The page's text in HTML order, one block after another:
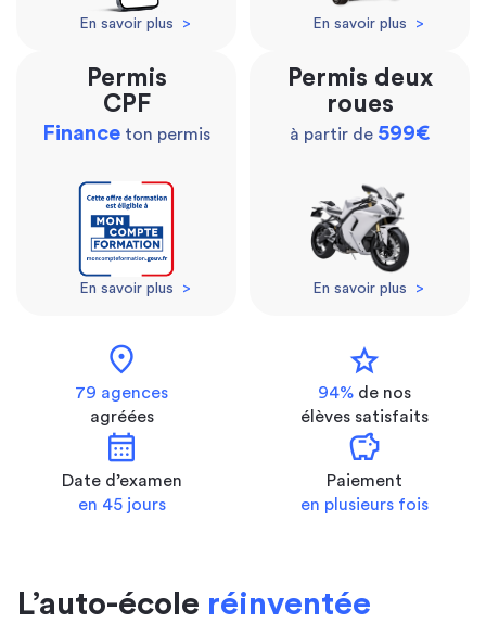
En savoir plus > En savoir plus >
Permis
CPF
Finance ton permis
En savoir plus >
Permis deux
roues
à partir de 599€
En savoir plus >
location_on
79 agences
agréées
star
94% de nos
élèves satisfaits
calendar_month
Date d’examen
en 45 jours
savings
Paiement
en plusieurs fois
L’auto-école réinventée